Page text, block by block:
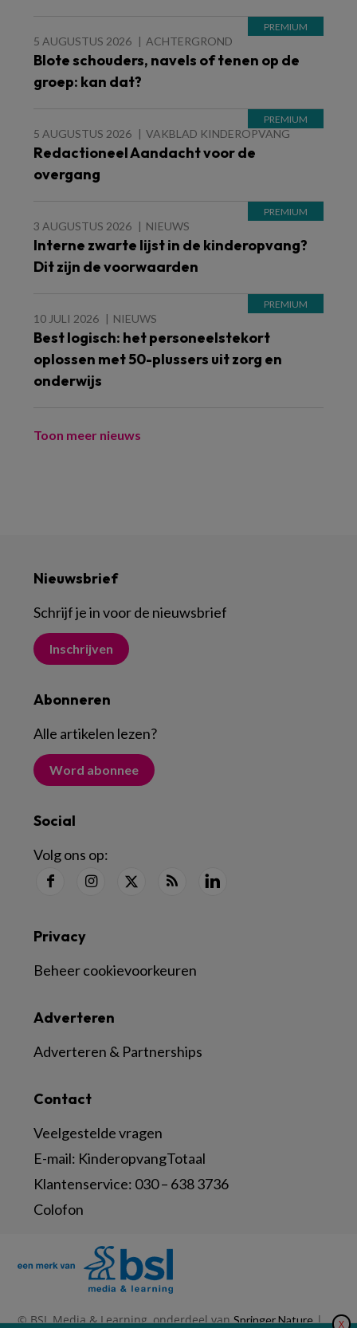
5 AUGUSTUS 2026 ACHTERGROND
Blote schouders, navels of tenen op de
groep: kan dat?
5 AUGUSTUS 2026 VAKBLAD KINDEROPVANG
Redactioneel Aandacht voor de
overgang
3 AUGUSTUS 2026 NIEUWS
Interne zwarte lijst in de kinderopvang?
Dit zijn de voorwaarden
10 JULI 2026 NIEUWS
Best logisch: het personeelstekort
oplossen met 50-plussers uit zorg en
onderwijs
Toon meer nieuws
Nieuwsbrief
Schrijf je in voor de nieuwsbrief
Inschrijven
Abonneren
Alle artikelen lezen?
Word abonnee
Social
Volg ons op:
Contact
Veelgestelde vragen
E-mail: KinderopvangTotaal
Klantenservice: 030 – 638 3736
Colofon
Adverteren
Adverteren & Partnerships
Privacy
Beheer cookievoorkeuren
© BSL Media & Learning, onderdeel vanSpringer Nature| X